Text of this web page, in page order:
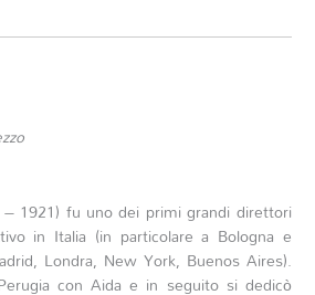
– 1921) fu uno dei primi grandi direttori
in Italia (in particolare a Bologna e
Londra, New York, Buenos Aires).
conAida e in seguito si dedicò